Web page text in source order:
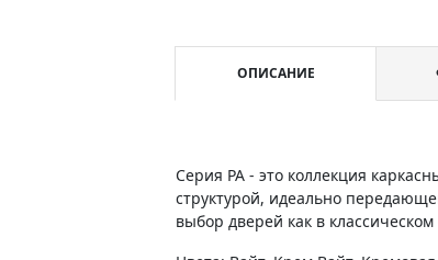
ОПИСАНИЕ
Серия PA - это коллекция
структурой, идеально
выбор дверей как в